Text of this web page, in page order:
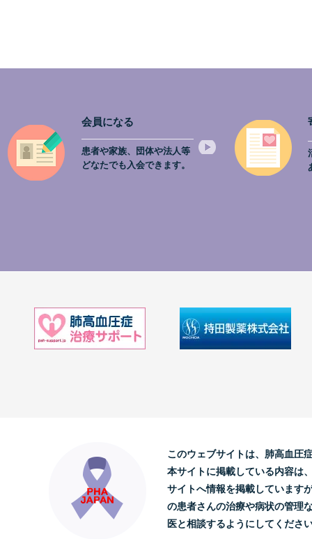
会員になる
患者や家族、団体や法人等
どなたでも入会できます。
このウェブサイトは、肺高血圧
本サイトに掲載している内容は
サイトへ情報を掲載しています
の患者さんの治療や病状の管理
医と相談するようにしてくださ